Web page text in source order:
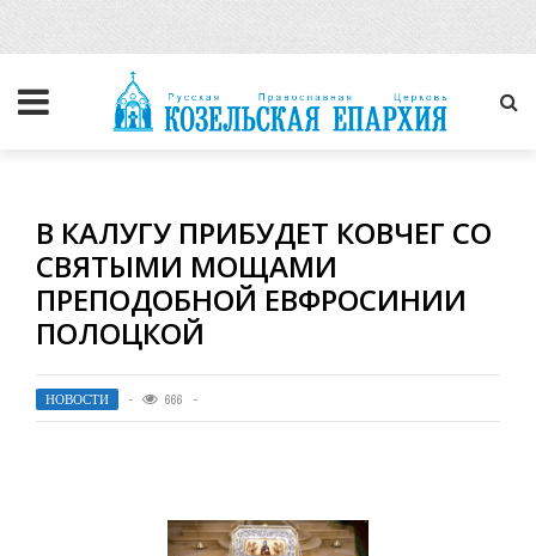
В КАЛУГУ ПРИБУДЕТ КОВЧЕГ СО
СВЯТЫМИ МОЩАМИ
ПРЕПОДОБНОЙ ЕВФРОСИНИИ
ПОЛОЦКОЙ
НОВОСТИ 666